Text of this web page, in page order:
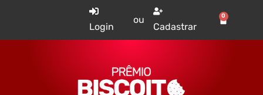
Login
ou
Cadastrar
0